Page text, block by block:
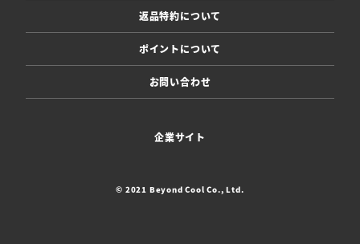
返品特約について
ポイントについて
お問い合わせ
企業サイト
© 2021 Beyond Cool Co., Ltd.